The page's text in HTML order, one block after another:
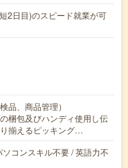
2日目)のスピード就業が可
品、商品管理）
梱包及びハンディ使用し伝
揃えるピッキング…
コンスキル不要 / 英語力不